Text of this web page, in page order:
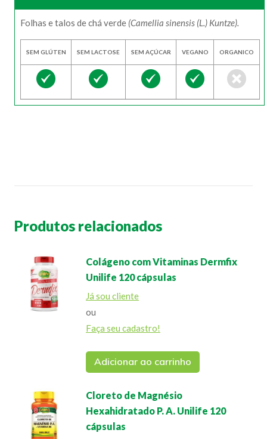
Folhas e talos de chá verde (Camellia sinensis (L.) Kuntze).
SEM GLÚTEN SEM LACTOSE SEM AÇÚCAR VEGANO ORGANICO
Produtos relacionados
Colágeno com Vitaminas Dermfix
Unilife 120 cápsulas
Já sou cliente
ou
Faça seu cadastro!
Adicionar ao carrinho
Cloreto de Magnésio
Hexahidratado P. A. Unilife 120
cápsulas